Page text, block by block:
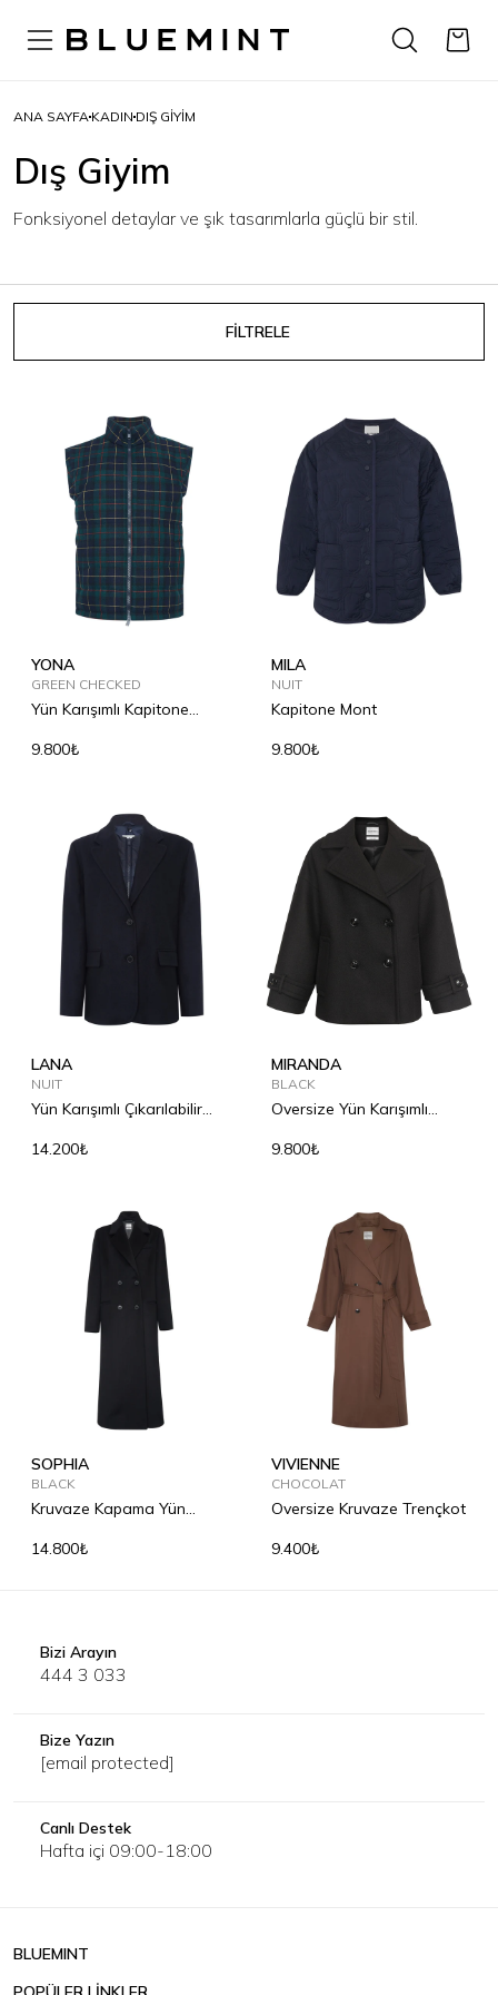
ANA SAYFA KADIN DIŞ GIYIM
Dış Giyim
Fonksiyonel detaylar ve şık tasarımlarla güçlü bir stil.
FİLTRELE
YONA
GREEN CHECKED
Yün Karışımlı Kapitone
9.800₺
MILA
NUIT
Kapitone Mont
9.800₺
LANA
NUIT
Yün Karışımlı Çıkarılabilir
14.200₺
MIRANDA
BLACK
Oversize Yün Karışımlı
9.800₺
SOPHIA
BLACK
Kruvaze Kapama Yün
14.800₺
VIVIENNE
CHOCOLAT
Oversize Kruvaze Trençkot
9.400₺
Bizi Arayın
444 3 033
Bize Yazın
[email protected]
Canlı Destek
Hafta içi 09:00-18:00
BLUEMINT